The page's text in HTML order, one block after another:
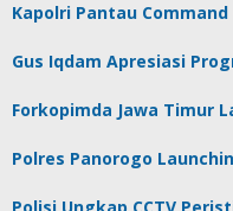
Kapolri Pantau
Gus Iqdam Apresiasi
Forkopimda Jawa Timur
Polres Panorogo